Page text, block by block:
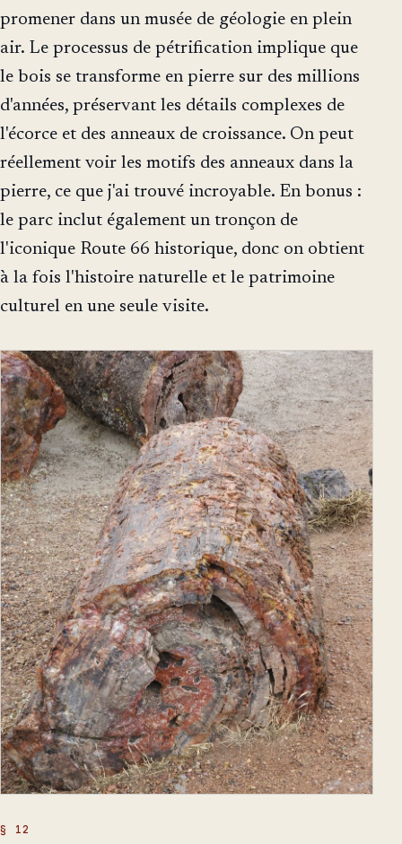
promener dans un musée de géologie en plein
air. Le processus de pétrification implique que
le bois se transforme en pierre sur des millions
d'années, préservant les détails complexes de
l'écorce et des anneaux de croissance. On peut
réellement voir les motifs des anneaux dans la
pierre, ce que j'ai trouvé incroyable. En bonus :
le parc inclut également un tronçon de
l'iconique Route 66 historique, donc on obtient
à la fois l'histoire naturelle et le patrimoine
culturel en une seule visite.